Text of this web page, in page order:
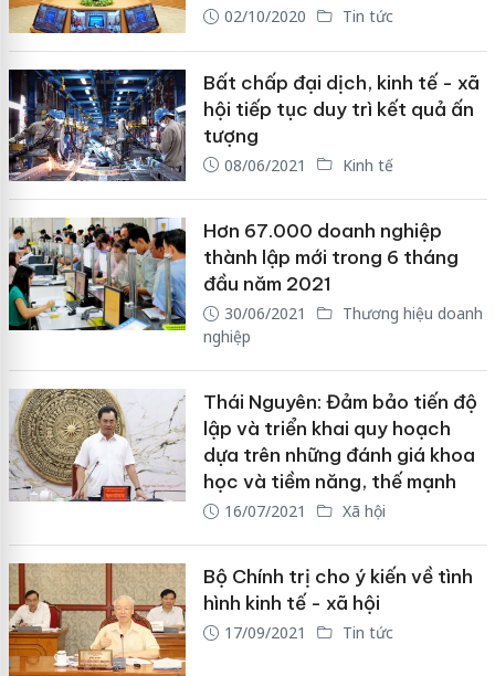
02/10/2020 Tin tức
Bất chấp đại dịch, kinh tế - xã
hội tiếp tục duy trì kết quả ấn
tượng
08/06/2021 Kinh tế
Hơn 67.000 doanh nghiệp
thành lập mới trong 6 tháng
đầu năm 2021
30/06/2021
Thương hiệu doanh
nghiệp
Thái Nguyên: Đảm bảo tiến độ
lập và triển khai quy hoạch
dựa trên những đánh giá khoa
học và tiềm năng, thế mạnh
16/07/2021 Xã hội
Bộ Chính trị cho ý kiến về tình
hình kinh tế - xã hội
17/09/2021 Tin tức